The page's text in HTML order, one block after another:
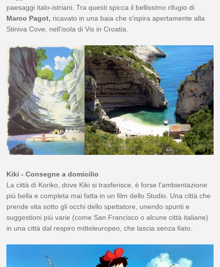
paesaggi italo-istriani. Tra questi spicca il bellissimo rifugio di
Marco Pagot, ricavato in una baia che s'ispira apertamente alla
Stiniva Cove, nell'isola di Vis in Croatia.
Kiki - Consegne a domicilio
La città di Koriko, dove Kiki si trasferisce, è forse l'ambientazione
più bella e completa mai fatta in un film dello Studio. Una città che
prende vita sotto gli occhi dello spettatore, unendo spunti e
suggestioni più varie (come San Francisco o alcune città italiane)
in una città dal respiro mitteleuropeo, che lascia senza fiato.